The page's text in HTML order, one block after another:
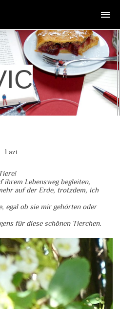
Lazi
ihrem Lebensweg begleiten,
auf der Erde, trotzdem, ich
egal ob sie mir gehörten oder
für diese schönen Tierchen.